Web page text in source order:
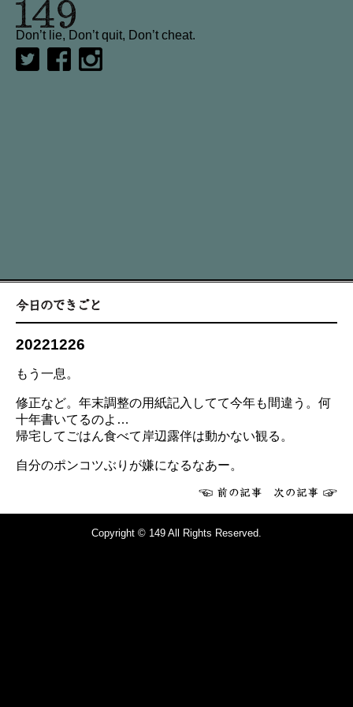
Don’t lie, Don’t quit, Don’t cheat.
20221226
もう一息。
修正など。年末調整の用紙記入してて今年も間違う。何
十年書いてるのよ…
帰宅してごはん食べて岸辺露伴は動かない観る。
自分のポンコツぶりが嫌になるなあー。
Copyright © 149 All Rights Reserved.